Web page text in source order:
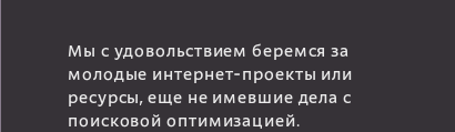
Мы с удовольствием беремся за
молодые интернет-проекты или
ресурсы, еще не имевшие дела с
поисковой оптимизацией.